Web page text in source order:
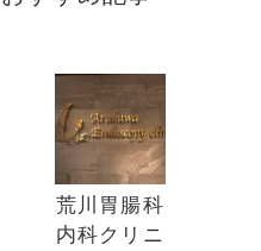
荒川胃腸科
内科クリニ